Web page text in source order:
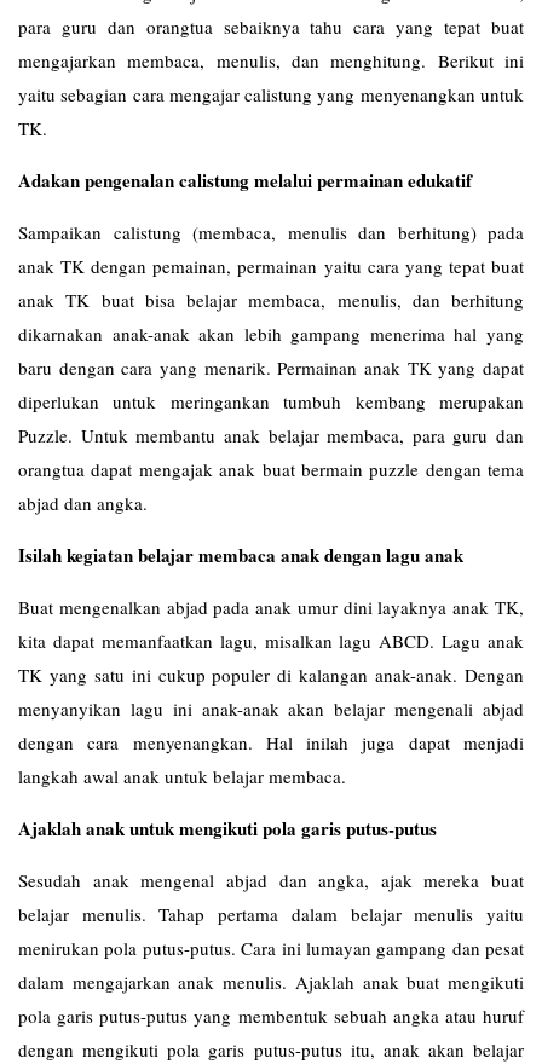
para guru dan orangtua sebaiknya tahu cara yang tepat buat
mengajarkan membaca, menulis, dan menghitung. Berikut ini
yaitu sebagian cara mengajar calistung yang menyenangkan untuk
TK.
Adakan pengenalan calistung melalui permainan edukatif
Sampaikan calistung (membaca, menulis dan berhitung) pada
anak TK dengan pemainan, permainan yaitu cara yang tepat buat
anak TK buat bisa belajar membaca, menulis, dan berhitung
dikarnakan anak-anak akan lebih gampang menerima hal yang
baru dengan cara yang menarik. Permainan anak TK yang dapat
diperlukan untuk meringankan tumbuh kembang merupakan
Puzzle. Untuk membantu anak belajar membaca, para guru dan
orangtua dapat mengajak anak buat bermain puzzle dengan tema
abjad dan angka.
Isilah kegiatan belajar membaca anak dengan lagu anak
Buat mengenalkan abjad pada anak umur dini layaknya anak TK,
kita dapat memanfaatkan lagu, misalkan lagu ABCD. Lagu anak
TK yang satu ini cukup populer di kalangan anak-anak. Dengan
menyanyikan lagu ini anak-anak akan belajar mengenali abjad
dengan cara menyenangkan. Hal inilah juga dapat menjadi
langkah awal anak untuk belajar membaca.
Ajaklah anak untuk mengikuti pola garis putus-putus
Sesudah anak mengenal abjad dan angka, ajak mereka buat
belajar menulis. Tahap pertama dalam belajar menulis yaitu
menirukan pola putus-putus. Cara ini lumayan gampang dan pesat
dalam mengajarkan anak menulis. Ajaklah anak buat mengikuti
pola garis putus-putus yang membentuk sebuah angka atau huruf
dengan mengikuti pola garis putus-putus itu, anak akan belajar